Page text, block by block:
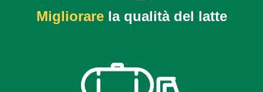
Migliorare la qualità del latte